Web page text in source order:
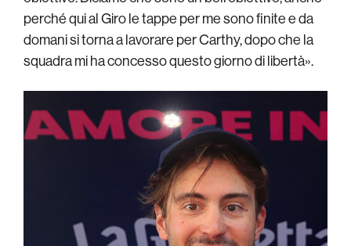
perché qui al Giro le tappe per me sono finite e da
domani si torna a lavorare per Carthy, dopo che la
squadra mi ha concesso questo giorno di libertà».